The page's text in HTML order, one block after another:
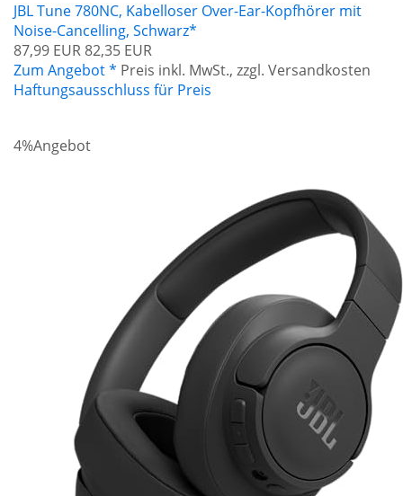
JBL Tune 780NC, Kabelloser Over-Ear-Kopfhörer mit
Noise-Cancelling, Schwarz*
87,99 EUR 82,35 EUR
Zum Angebot * Preis inkl. MwSt., zzgl. Versandkosten
Haftungsausschluss für Preis
4%Angebot